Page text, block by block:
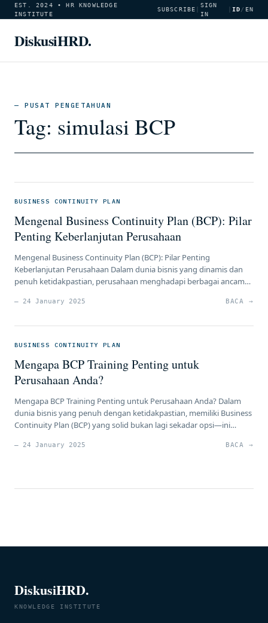
EST. 2024 • HR KNOWLEDGE
INSTITUTE
SUBSCRIBE
SIGN
IN
ID/ EN
DiskusiHRD.
— PUSAT PENGETAHUAN
Tag: simulasi BCP
BUSINESS CONTINUITY PLAN
Mengenal Business Continuity Plan (BCP): Pilar
Penting Keberlanjutan Perusahaan
Mengenal Business Continuity Plan (BCP): Pilar Penting
Keberlanjutan Perusahaan Dalam dunia bisnis yang dinamis dan
penuh ketidakpastian, perusahaan menghadapi berbagai ancaman
dari bencana alam, kebakaran, pandemi, hingga serangan siber,
tiba. Namun, dengan adanya Business Continuity Plan (BCP),
perusahaan dapat memitigasi risiko tersebut, […]
— 24 January 2025 BACA →
BUSINESS CONTINUITY PLAN
Mengapa BCP Training Penting untuk
Perusahaan Anda?
Mengapa BCP Training Penting untuk Perusahaan Anda? Dalam
dunia bisnis yang penuh dengan ketidakpastian, memiliki Business
Continuity Plan (BCP) yang solid bukan lagi sekadar opsi—ini
pemimpin perusahaan, Anda tentu memahami bahwa gangguan
— 24 January 2025 BACA →
DiskusiHRD.
KNOWLEDGE INSTITUTE